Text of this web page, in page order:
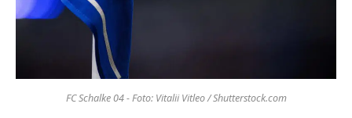
FC Schalke 04 - Foto: Vitalii Vitleo / Shutterstock.com